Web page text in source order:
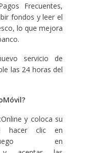
Frecuentes,
fondos y leer el
lo que mejora
servicio de
las 24 horas del
y coloca su
hacer clic en
luego en